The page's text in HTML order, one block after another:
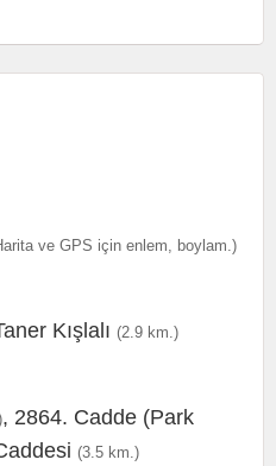
ve GPS için enlem, boylam.)
Kışlalı (2.9 km.)
, 2864. Cadde (Park
(3.5 km.)